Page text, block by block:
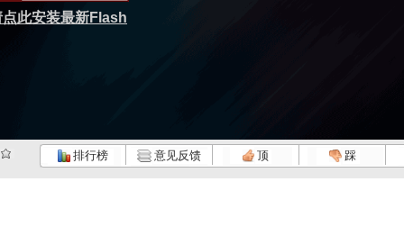
点此安装最新Flash
排行榜 意见反馈 顶 踩